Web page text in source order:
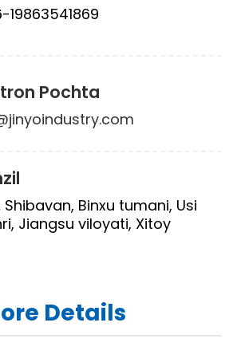
19863541869
Pochta
Shibavan, Binxu tumani, Usi
Jiangsu viloyati, Xitoy
Details